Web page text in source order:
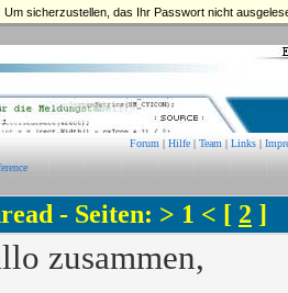
Um sicherzustellen, das Ihr Passwort nicht
Forum | Hilfe | Team | Links |
- Seiten: > 1 < [ 2 ]
zusammen,